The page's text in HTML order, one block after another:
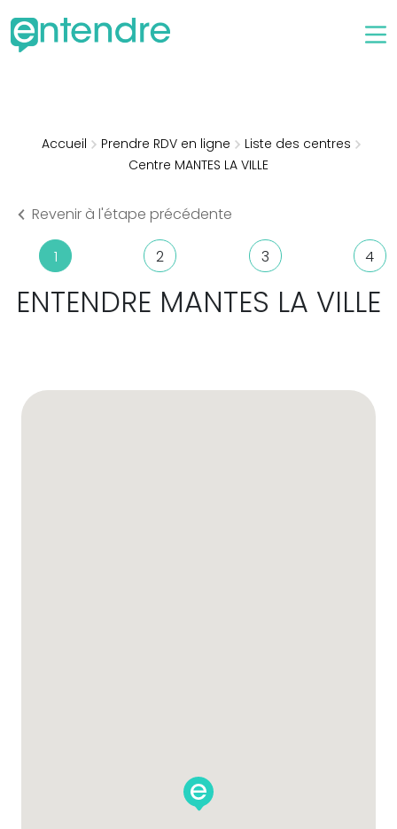
Accueil Prendre RDV en ligne
Liste des centres
Centre MANTES LA VILLE
Revenir à l'étape précédente
1 2 3 4
ENTENDRE MANTES LA VILLE